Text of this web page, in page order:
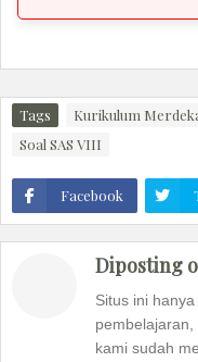
Tags Kurikulum
Soal SAS VIII
Facebook
Diposting
Situs ini
kami sudah